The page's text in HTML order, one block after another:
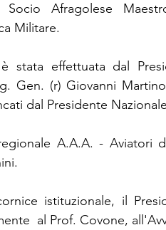
Socio Afragolese
Militare.
stata effettuata dal
Gen. (r) Giovanni
dal Presidente
A.A.A. - Aviatori
istituzionale, il
al Prof. Covone,